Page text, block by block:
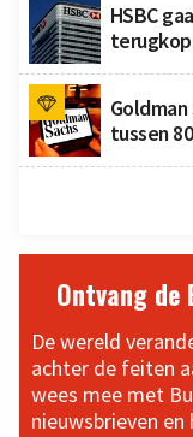
HSBC
tussen
Ontvang de
De wereld
achter de feiten
wees mee met
nieuwsbrieven